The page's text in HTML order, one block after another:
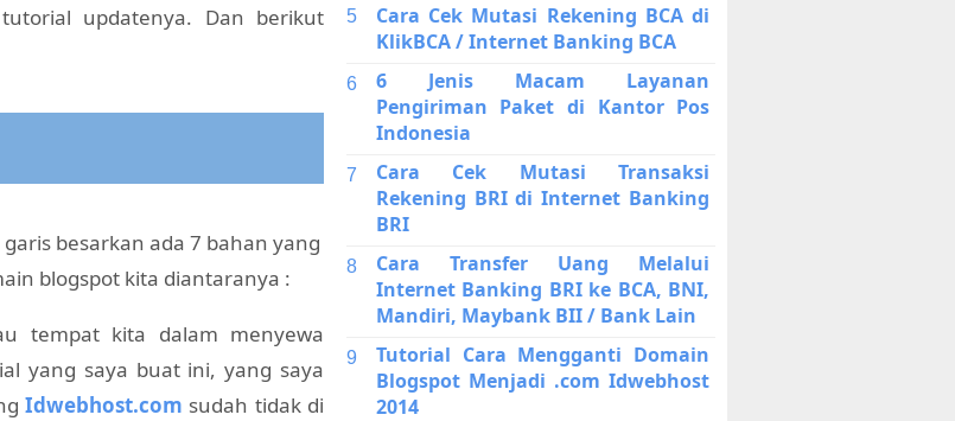
updatenya. Dan berikut
besarkan ada 7 bahan yang
blogspot kita diantaranya :
tempat kita dalam menyewa
yang saya buat ini, yang saya
Idwebhost.com sudah tidak di
Cara Cek Mutasi Rekening BCA di
KlikBCA / Internet Banking BCA
6 Jenis Macam Layanan
Pengiriman Paket di Kantor Pos
Indonesia
Cara Cek Mutasi Transaksi
Rekening BRI di Internet Banking
BRI
Cara Transfer Uang Melalui
Internet Banking BRI ke BCA, BNI,
Mandiri, Maybank BII / Bank Lain
Tutorial Cara Mengganti Domain
Blogspot Menjadi .com Idwebhost
2014